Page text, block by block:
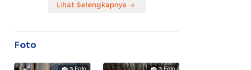
Lihat Selengkapnya
Foto